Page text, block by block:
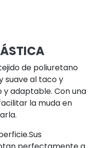
de poliuretano
suave al taco y
adaptable. Con una
la muda en